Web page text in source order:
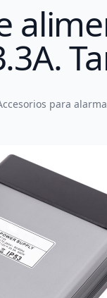
para alarma